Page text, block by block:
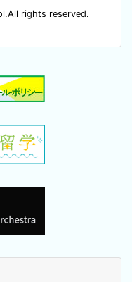
rights reserved.